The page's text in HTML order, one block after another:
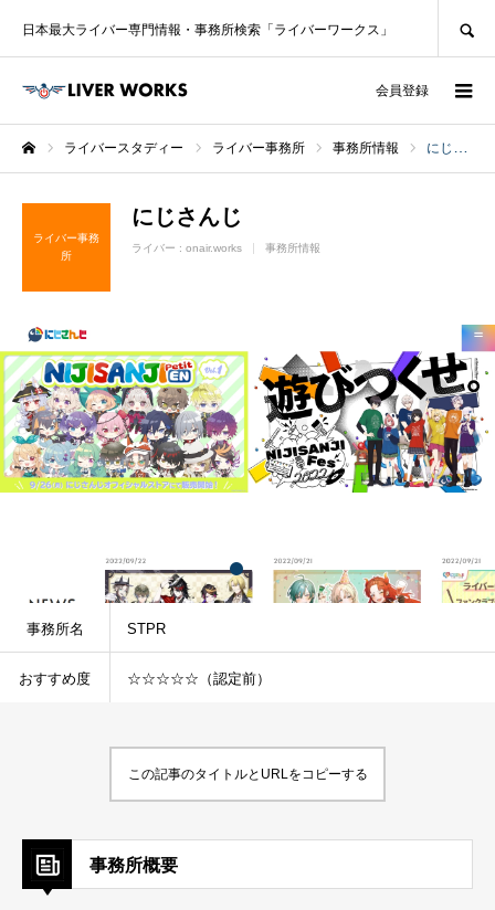
日本最大ライバー専門情報・事務所検索「ライバーワークス」
会員登録
ライバースタディー ライバー事務所 事務所情報 にじさんじ
ライバー事務
所
にじさんじ
ライバー : onair.works 事務所情報
事務所名 STPR
おすすめ度 ☆☆☆☆☆（認定前）
この記事のタイトルとURLをコピーする
事務所概要